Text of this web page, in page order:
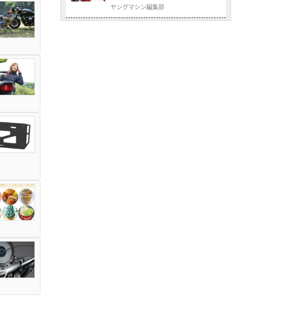
ヤングマシン編集部